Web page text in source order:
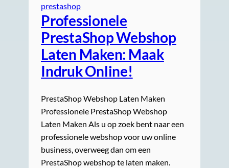
prestashop
Professionele
PrestaShop Webshop
Laten Maken: Maak
Indruk Online!
PrestaShop Webshop Laten Maken
Professionele PrestaShop Webshop
Laten Maken Als u op zoek bent naar een
professionele webshop voor uw online
business, overweeg dan om een
PrestaShop webshop te laten maken.